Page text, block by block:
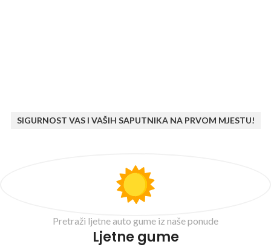
SIGURNOST VAS I VAŠIH SAPUTNIKA NA PRVOM MJESTU!
Pretraži ljetne auto gume iz naše ponude
Ljetne gume